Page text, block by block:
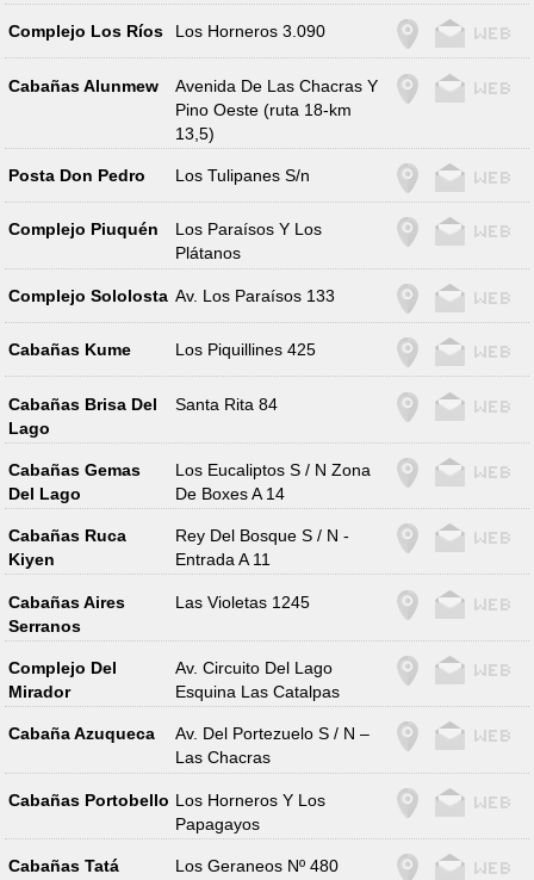
Complejo Los Ríos Los Horneros 3.090
Cabañas Alunmew
Avenida De Las Chacras Y
Pino Oeste (ruta 18-km
13,5)
Posta Don Pedro Los Tulipanes S/n
Complejo Piuquén
Los Paraísos Y Los
Plátanos
Complejo Sololosta Av. Los Paraísos 133
Cabañas Kume Los Piquillines 425
Cabañas Brisa Del
Lago
Santa Rita 84
Cabañas Gemas
Del Lago
Los Eucaliptos S / N Zona
De Boxes A 14
Cabañas Ruca
Kiyen
Rey Del Bosque S / N -
Entrada A 11
Cabañas Aires
Serranos
Las Violetas 1245
Complejo Del
Mirador
Av. Circuito Del Lago
Esquina Las Catalpas
Cabaña Azuqueca
Av. Del Portezuelo S / N –
Las Chacras
Cabañas Portobello Los Horneros Y Los
Papagayos
Cabañas Tatá Los Geraneos Nº 480